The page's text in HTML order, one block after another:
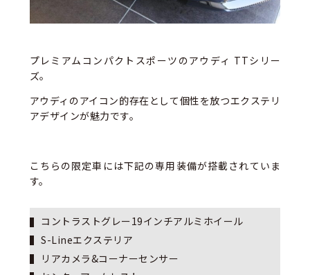
プレミアムコンパクトスポーツのアウディ TTシリー
ズ。
アウディのアイコン的存在として個性を放つエクステリ
アデザインが魅力です。
こちらの限定車には下記の専用装備が搭載されていま
す。
コントラストグレー19インチアルミホイール
S-Lineエクステリア
リアカメラ&コーナーセンサー